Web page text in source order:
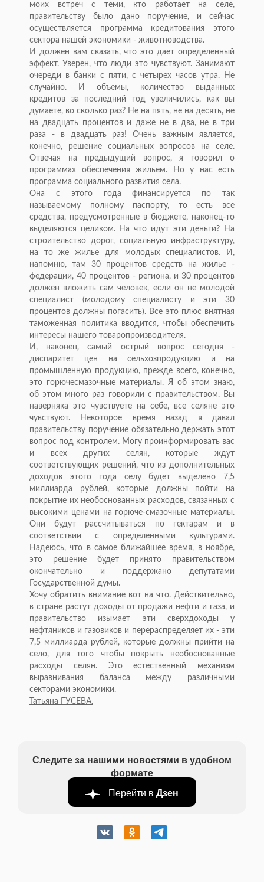
моих встреч с теми, кто работает на селе,
правительству было дано поручение, и сейчас
осуществляется программа кредитования этого
сектора нашей экономики - животноводства.
И должен вам сказать, что это дает определенный
эффект. Уверен, что люди это чувствуют. Занимают
очереди в банки с пяти, с четырех часов утра. Не
случайно. И объемы, количество выданных
кредитов за последний год увеличились, как вы
думаете, во сколько раз? Не на пять, не на десять, не
на двадцать процентов и даже не в два, не в три
раза - в двадцать раз! Очень важным является,
конечно, решение социальных вопросов на селе.
Отвечая на предыдущий вопрос, я говорил о
программах обеспечения жильем. Но у нас есть
программа социального развития села.
Она с этого года финансируется по так
называемому полному паспорту, то есть все
средства, предусмотренные в бюджете, наконец-то
выделяются целиком. На что идут эти деньги? На
строительство дорог, социальную инфраструктуру,
на то же жилье для молодых специалистов. И,
напомню, там 30 процентов средств на жилье -
федерации, 40 процентов - региона, и 30 процентов
должен вложить сам человек, если он не молодой
специалист (молодому специалисту и эти 30
процентов должны погасить). Все это плюс внятная
таможенная политика вводится, чтобы обеспечить
интересы нашего товаропроизводителя.
И, наконец, самый острый вопрос сегодня -
диспаритет цен на сельхозпродукцию и на
промышленную продукцию, прежде всего, конечно,
это горючесмазочные материалы. Я об этом знаю,
об этом много раз говорили с правительством. Вы
наверняка это чувствуете на себе, все селяне это
чувствуют. Некоторое время назад я давал
правительству поручение обязательно держать этот
вопрос под контролем. Могу проинформировать вас
и всех других селян, которые ждут
соответствующих решений, что из дополнительных
доходов этого года селу будет выделено 7,5
миллиарда рублей, которые должны пойти на
покрытие их необоснованных расходов, связанных с
высокими ценами на горюче-смазочные материалы.
Они будут рассчитываться по гектарам и в
соответствии с определенными культурами.
Надеюсь, что в самое ближайшее время, в ноябре,
это решение будет принято правительством
окончательно и поддержано депутатами
Государственной думы.
Хочу обратить внимание вот на что. Действительно,
в стране растут доходы от продажи нефти и газа, и
правительство изымает эти сверхдоходы у
нефтяников и газовиков и перераспределяет их - эти
7,5 миллиарда рублей, которые должны прийти на
село, для того чтобы покрыть необоснованные
расходы селян. Это естественный механизм
выравнивания баланса между различными
секторами экономики.
Татьяна ГУСЕВА.
Следите за нашими новостями в удобном
формате
Перейти в Дзен